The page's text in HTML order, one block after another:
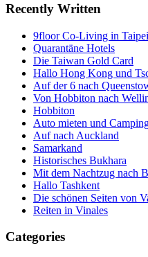
Recently Written
9floor Co-Living in Taipei
Quarantäne Hotels
Die Taiwan Gold Card
Hallo Hong Kong und
Auf der 6 nach
Von Hobbiton nach
Hobbiton
Auto mieten und
Auf nach Auckland
Samarkand
Historisches Bukhara
Mit dem Nachtzug nach
Hallo Tashkent
Die schönen Seiten von
Reiten in Vinales
Categories